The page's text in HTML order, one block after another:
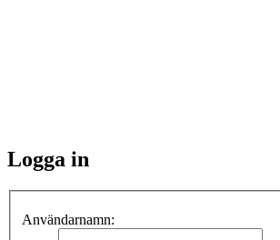
Logga in
Användarnamn: